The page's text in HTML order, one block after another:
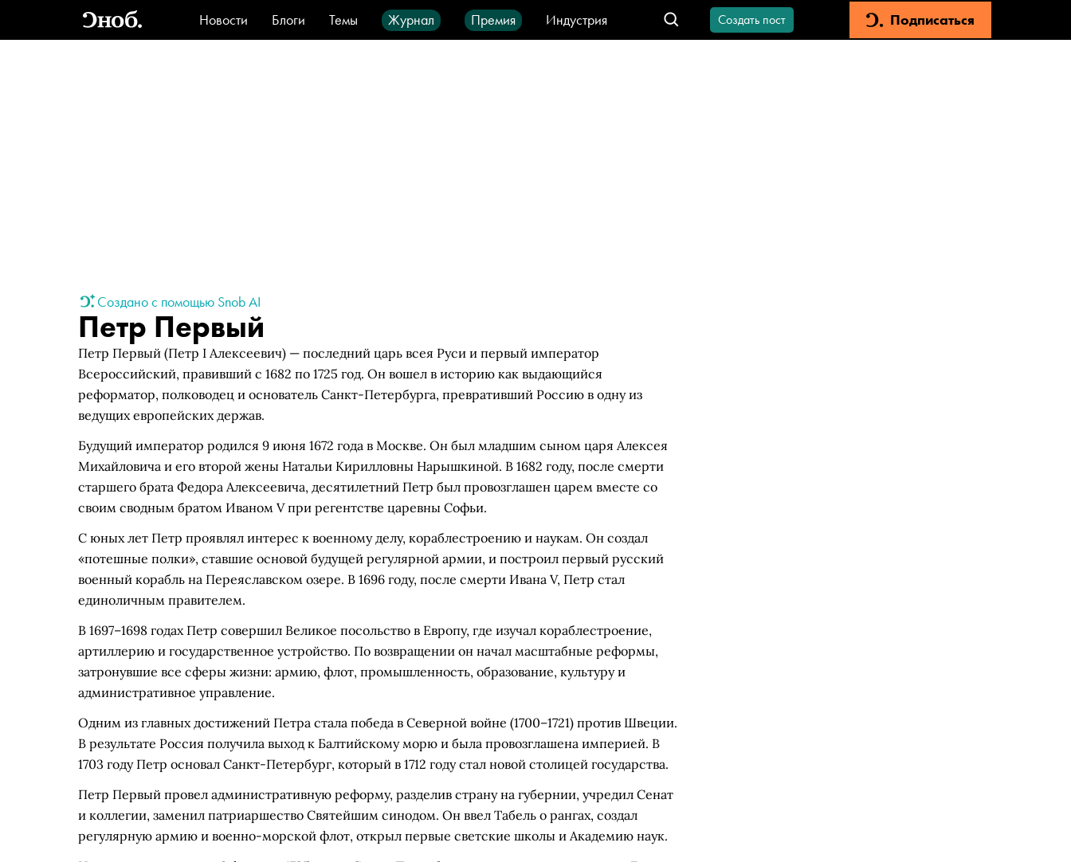
Новости Блоги Темы Журнал Премия
Индустрия
Стиль
Видео Город IT-продукты
Создать пост Подписаться
Создано с помощью Snob AI
Петр Первый
Петр Первый (Петр I Алексеевич) — последний царь всея Руси и первый император
Всероссийский, правивший с 1682 по 1725 год. Он вошел в историю как выдающийся
реформатор, полководец и основатель Санкт-Петербурга, превративший Россию в одну из
ведущих европейских держав.
Будущий император родился 9 июня 1672 года в Москве. Он был младшим сыном царя Алексея
Михайловича и его второй жены Натальи Кирилловны Нарышкиной. В 1682 году, после смерти
старшего брата Федора Алексеевича, десятилетний Петр был провозглашен царем вместе со
своим сводным братом Иваном V при регентстве царевны Софьи.
С юных лет Петр проявлял интерес к военному делу, кораблестроению и наукам. Он создал
«потешные полки», ставшие основой будущей регулярной армии, и построил первый русский
военный корабль на Переяславском озере. В 1696 году, после смерти Ивана V, Петр стал
единоличным правителем.
В 1697–1698 годах Петр совершил Великое посольство в Европу, где изучал кораблестроение,
артиллерию и государственное устройство. По возвращении он начал масштабные реформы,
затронувшие все сферы жизни: армию, флот, промышленность, образование, культуру и
административное управление.
Одним из главных достижений Петра стала победа в Северной войне (1700–1721) против Швеции.
В результате Россия получила выход к Балтийскому морю и была провозглашена империей. В
1703 году Петр основал Санкт-Петербург, который в 1712 году стал новой столицей государства.
Петр Первый провел административную реформу, разделив страну на губернии, учредил Сенат
и коллегии, заменил патриаршество Святейшим синодом. Он ввел Табель о рангах, создал
регулярную армию и военно-морской флот, открыл первые светские школы и Академию наук.